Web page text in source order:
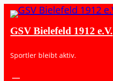
GSV Bielefeld 1912 e.V.
Sportler bleibt aktiv.